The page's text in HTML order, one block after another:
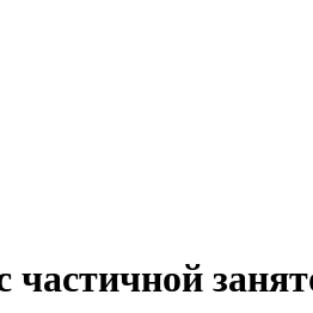
частичной